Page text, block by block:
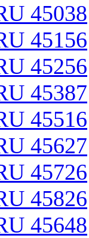
45038
45156
45256
45387
45516
45627
45726
45826
45648